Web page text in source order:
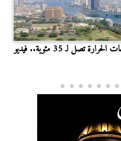
لـ 35 مئوية.. فيديو